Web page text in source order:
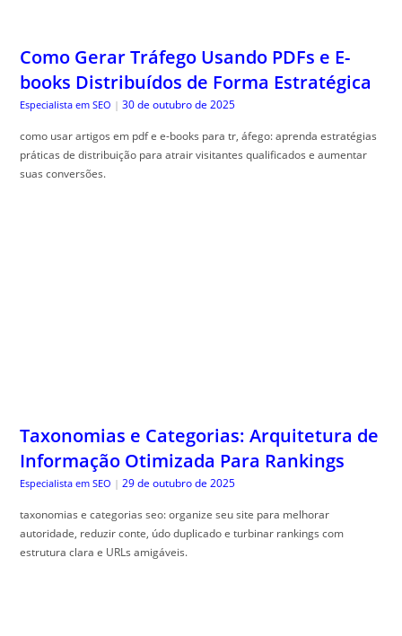
Como Gerar Tráfego Usando PDFs e E-
books Distribuídos de Forma Estratégica
Especialista em SEO | 30 de outubro de 2025
como usar artigos em pdf e e-books para tr, áfego: aprenda estratégias
práticas de distribuição para atrair visitantes qualificados e aumentar
suas conversões.
Taxonomias e Categorias: Arquitetura de
Informação Otimizada Para Rankings
Especialista em SEO | 29 de outubro de 2025
taxonomias e categorias seo: organize seu site para melhorar
autoridade, reduzir conte, údo duplicado e turbinar rankings com
estrutura clara e URLs amigáveis.